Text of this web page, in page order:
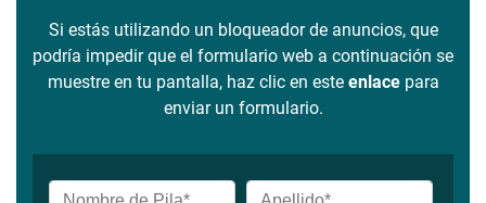
Si estás utilizando un bloqueador de anuncios, que
podría impedir que el formulario web a continuación se
muestre en tu pantalla, haz clic en este enlacepara
enviar un formulario.